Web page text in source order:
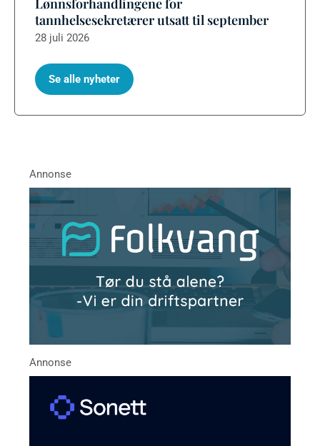
Lønnsforhandlingene for
tannhelsesekretærer utsatt til september
28 juli 2026
Se alle nyheter